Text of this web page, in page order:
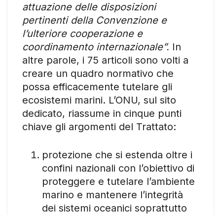
attuazione delle disposizioni
pertinenti della Convenzione e
l’ulteriore cooperazione e
coordinamento internazionale”. In
altre parole, i 75 articoli sono volti a
creare un quadro normativo che
possa efficacemente tutelare gli
ecosistemi marini. L’ONU, sul sito
dedicato, riassume in cinque punti
chiave gli argomenti del Trattato:
protezione che si estenda oltre i
confini nazionali con l’obiettivo di
proteggere e tutelare l’ambiente
marino e mantenere l’integrità
dei sistemi oceanici soprattutto